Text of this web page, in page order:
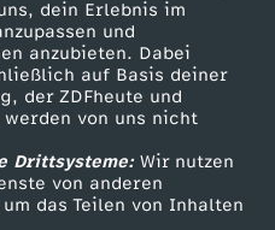
dein Erlebnis im
und
anzubieten. Dabei
auf Basis deiner
der ZDFheute und
von uns nicht
Drittsysteme:Wir nutzen
von anderen
das Teilen von Inhalten
Hilfe